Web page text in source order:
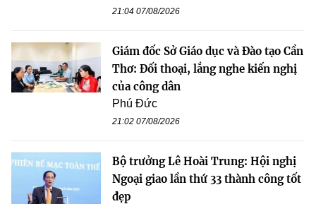
21:04 07/08/2026
Giám đốc Sở Giáo dục và Đào tạo Cần
Thơ: Đối thoại, lắng nghe kiến nghị
của công dân
Phú Đức
21:02 07/08/2026
Bộ trưởng Lê Hoài Trung: Hội nghị
Ngoại giao lần thứ 33 thành công tốt
đẹp